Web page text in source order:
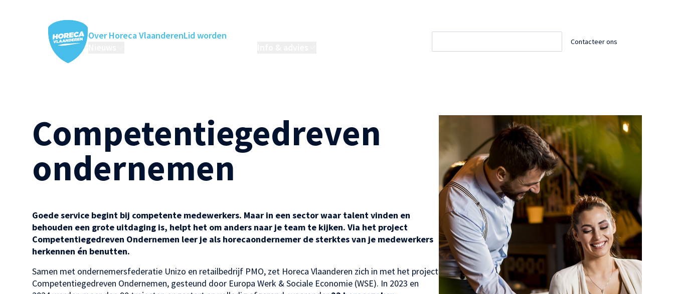
Over Horeca VlaanderenLid worden
Contacteer ons
Competentiegedreven
ondernemen
Goede service begint bij competente medewerkers. Maar in een sector waar talent vinden en
behouden een grote uitdaging is, helpt het om anders naar je team te kijken. Via het project
Competentiegedreven Ondernemen leer je als horecaondernemer de sterktes van je medewerkers
herkennen én benutten.
Samen met ondernemersfederatie Unizo en retailbedrijf PMO, zet Horeca Vlaanderen zich in met het project
Competentiegedreven Ondernemen, gesteund door Europa Werk & Sociale Economie (WSE). In 2023 en